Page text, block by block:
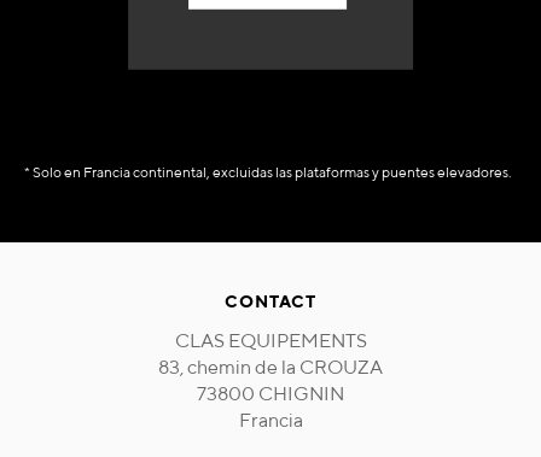
* Solo en Francia continental, excluidas las plataformas y puentes elevadores.
CONTACT
CLAS EQUIPEMENTS
83, chemin de la CROUZA
73800 CHIGNIN
Francia